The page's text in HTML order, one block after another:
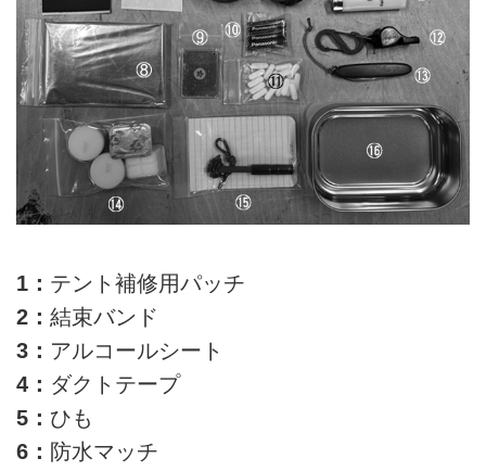
1： テント補修用パッチ
2： 結束バンド
3： アルコールシート
4： ダクトテープ
5： ひも
6： 防水マッチ